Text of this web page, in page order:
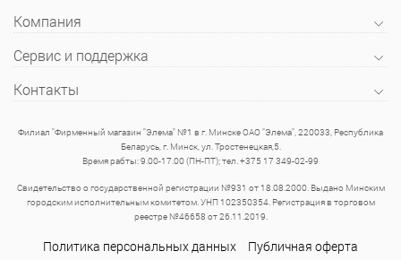
Компания
Сервис и поддержка
Контакты
Филиал "Фирменный магазин "Элема" №1 в г. Минске ОАО "Элема", 220033, Республика
Беларусь, г. Минск, ул. Тростенецкая,5.
Время рабты: 9.00-17.00 (ПН-ПТ); тел. +375 17 349-02-99
Свидетельство о государственной регистрации №931 от 18.08.2000. Выдано Минским
городским исполнительным комитетом. УНП 102350354. Регистрация в торговом
реестре №46658 от 26.11.2019.
Политика персональных данных Публичная оферта